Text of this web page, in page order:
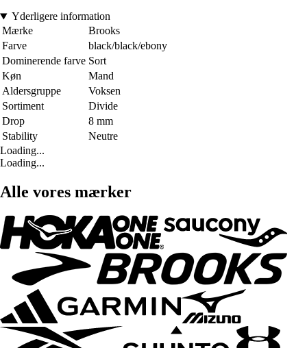
Yderligere information
Mærke
Brooks
Farve
black/black/ebony
Dominerende farve Sort
Køn
Mand
Aldersgruppe
Voksen
Sortiment
Divide
Drop
8 mm
Stability
Neutre
Loading...
Loading...
Alle vores mærker